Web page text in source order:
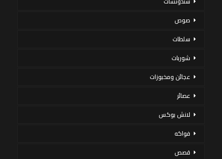
صوص
سلطات
شوربات
عجائن ومخبوزات
عصائر
لانش بوكس
فواكه
قصص